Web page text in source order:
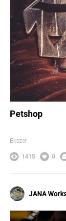
Petshop
Ékszer
1415 0
JANA